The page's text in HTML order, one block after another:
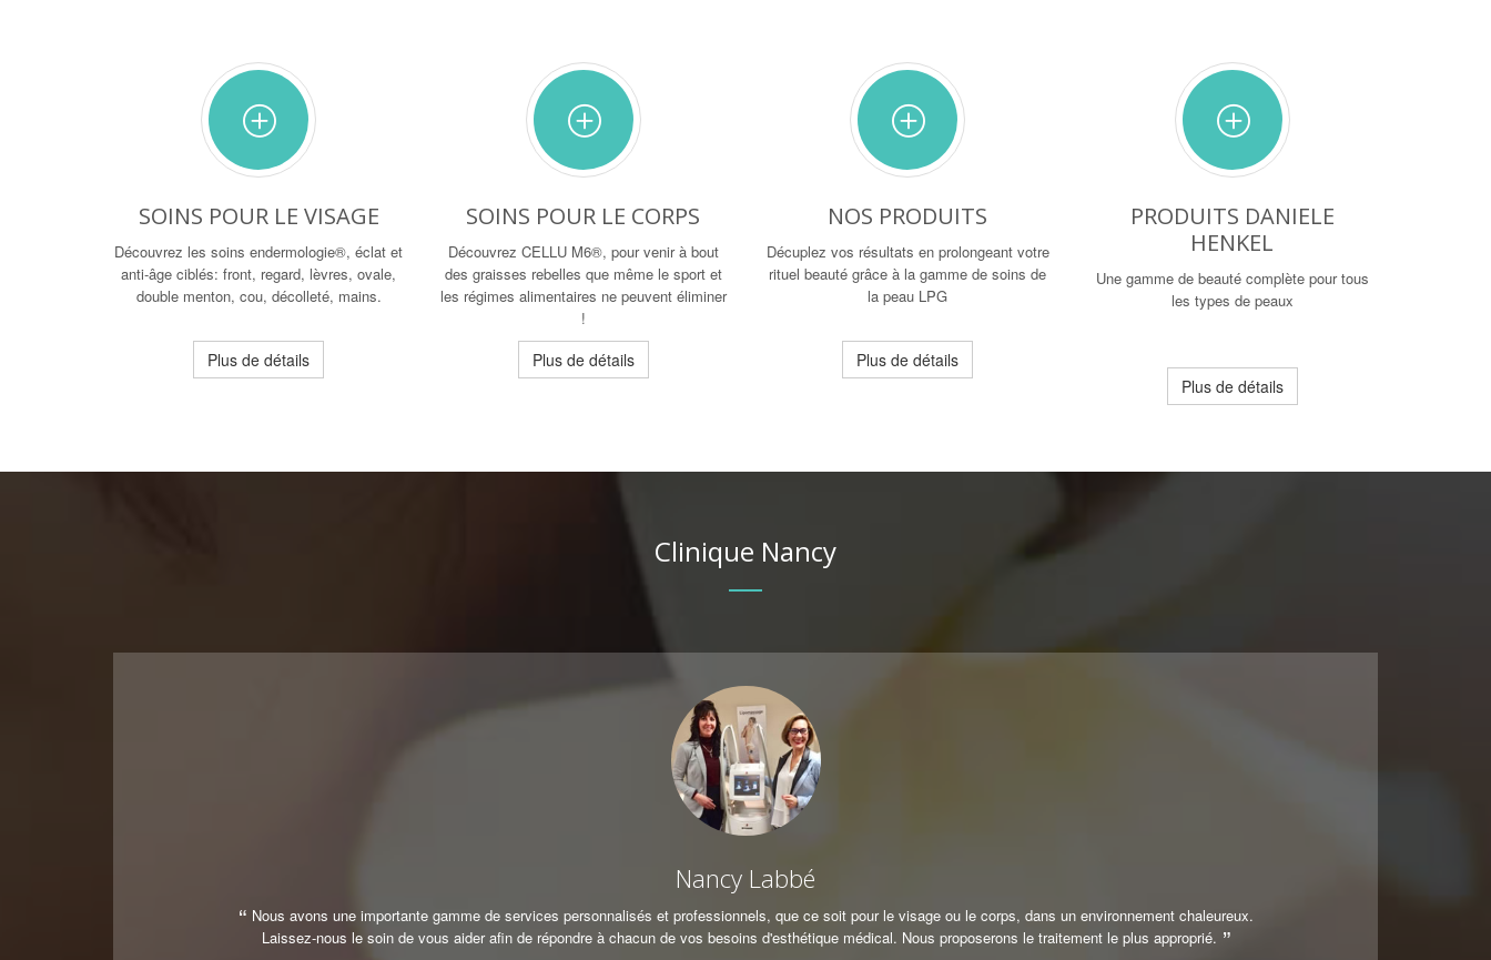
SOINS POUR LE VISAGE
Découvrez les soins endermologie®, éclat et
anti-âge ciblés: front, regard, lèvres, ovale,
double menton, cou, décolleté, mains.
Plus de détails
SOINS POUR LE CORPS
Découvrez CELLU M6®, pour venir à bout
des graisses rebelles que même le sport et
les régimes alimentaires ne peuvent éliminer
!
Plus de détails
NOS PRODUITS
Décuplez vos résultats en prolongeant votre
rituel beauté grâce à la gamme de soins de
la peau LPG
Plus de détails
PRODUITS DANIELE
HENKEL
Une gamme de beauté complète pour tous
les types de peaux
Plus de détails
Clinique Nancy
Nancy Labbé
Nous avons une importante gamme de services personnalisés et professionnels, que ce soit pour le visage ou le corps, dans un environnement chaleureux.
Laissez-nous le soin de vous aider afin de répondre à chacun de vos besoins d'esthétique médical. Nous proposerons le traitement le plus approprié.